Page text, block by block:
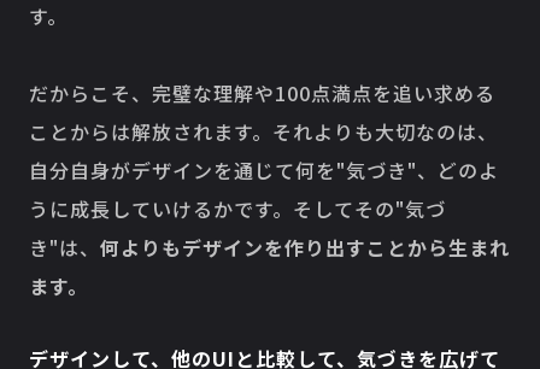
す。
だからこそ、完璧な理解や100点満点を追い求める
ことからは解放されます。それよりも大切なのは、
自分自身がデザインを通じて何を"気づき"、どのよ
うに成長していけるかです。そしてその"気づ
き"は、 何よりもデザインを作り出すことから生まれ
ます。
デザインして、他のUIと比較して、気づきを広げて